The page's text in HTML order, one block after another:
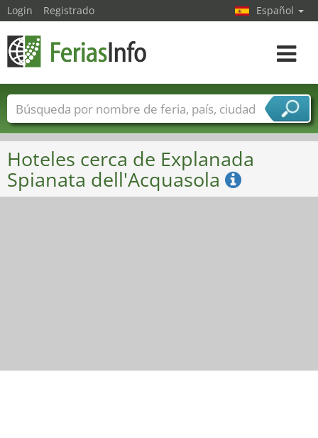
Hoteles cerca de Explanada
Spianata dell'Acquasola
Login Registrado Español
toggle
Nombres de ferias Países
Ciudades
Sectores de ferias
Sectores de proveedor de servicios